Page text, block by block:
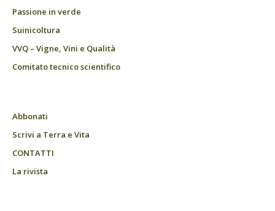
Passione in verde
Suinicoltura
VVQ – Vigne, Vini e Qualità
Comitato tecnico scientifico
Abbonati
Scrivi a Terra e Vita
CONTATTI
La rivista